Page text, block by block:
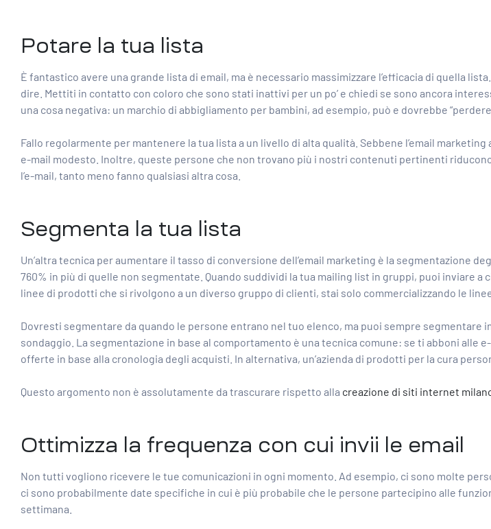
Potare la tua lista
È fantastico avere una grande lista di email, ma è necessario massimizzare l’efficacia di quella
dire. Mettiti in contatto con coloro che sono stati inattivi per un po’ e chiedi se sono ancora
una cosa negativa: un marchio di abbigliamento per bambini, ad esempio, può e dovrebbe
Fallo regolarmente per mantenere la tua lista a un livello di alta qualità. Sebbene l’email
e-mail modesto. Inoltre, queste persone che non trovano più i nostri contenuti pertinenti
l’e-mail, tanto meno fanno qualsiasi altra cosa.
Segmenta la tua lista
Un’altra tecnica per aumentare il tasso di conversione dell’email marketing è la segmentazione
760% in più di quelle non segmentate. Quando suddividi la tua mailing list in gruppi, puoi inviare
linee di prodotti che si rivolgono a un diverso gruppo di clienti, stai solo commercializzando le
Dovresti segmentare da quando le persone entrano nel tuo elenco, ma puoi sempre
sondaggio. La segmentazione in base al comportamento è una tecnica comune: se ti abboni
offerte in base alla cronologia degli acquisti. In alternativa, un’azienda di prodotti per la cura
Questo argomento non è assolutamente da trascurare rispetto alla creazione di siti internet
Ottimizza la frequenza con cui invii le email
Non tutti vogliono ricevere le tue comunicazioni in ogni momento. Ad esempio, ci sono molte
ci sono probabilmente date specifiche in cui è più probabile che le persone partecipino alle
settimana.